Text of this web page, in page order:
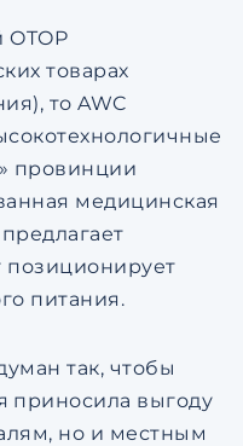
OTOP
товарах
то AWC
провинции
медицинская
позиционирует
питания.
так, чтобы
приносила выгоду
но и местным